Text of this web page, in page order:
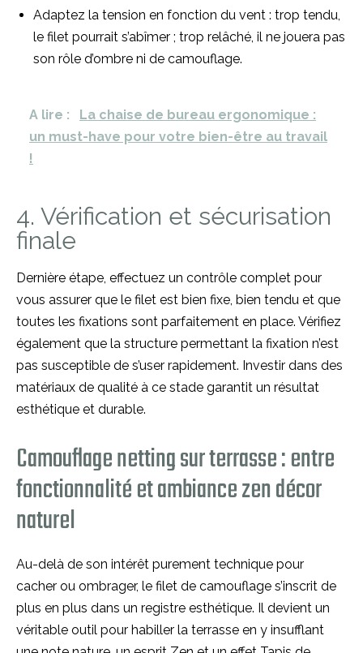
Adaptez la tension en fonction du vent : trop tendu,
le filet pourrait s’abîmer ; trop relâché, il ne jouera pas
son rôle d’ombre ni de camouflage.
A lire :
La chaise de bureau ergonomique :
un must-have pour votre bien-être au travail
!
4. Vérification et sécurisation
finale
Dernière étape, effectuez un contrôle complet pour
vous assurer que le filet est bien fixe, bien tendu et que
toutes les fixations sont parfaitement en place. Vérifiez
également que la structure permettant la fixation n’est
pas susceptible de s’user rapidement. Investir dans des
matériaux de qualité à ce stade garantit un résultat
esthétique et durable.
Camouflage netting sur terrasse : entre
fonctionnalité et ambiance zen décor
naturel
Au-delà de son intérêt purement technique pour
cacher ou ombrager, le filet de camouflage s’inscrit de
plus en plus dans un registre esthétique. Il devient un
véritable outil pour habiller la terrasse en y insufflant